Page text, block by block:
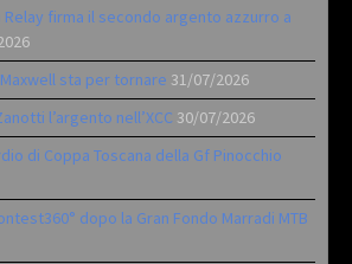
Relay firma il secondo argento azzurro a
sta per tornare 31/07/2026
l’argento nell’XCC 30/07/2026
di Coppa Toscana della Gf Pinocchio
dopo la Gran Fondo Marradi MTB